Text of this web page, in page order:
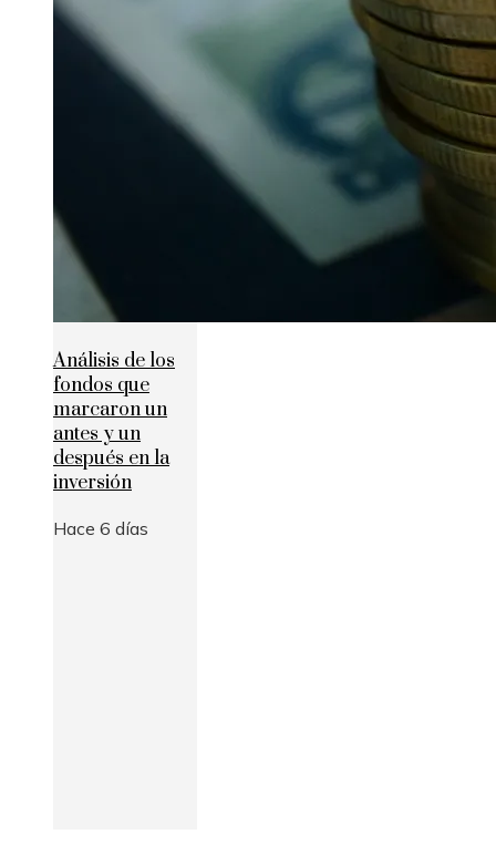
Análisis de los
fondos que
marcaron un
antes y un
después en la
inversión
Hace 6 días